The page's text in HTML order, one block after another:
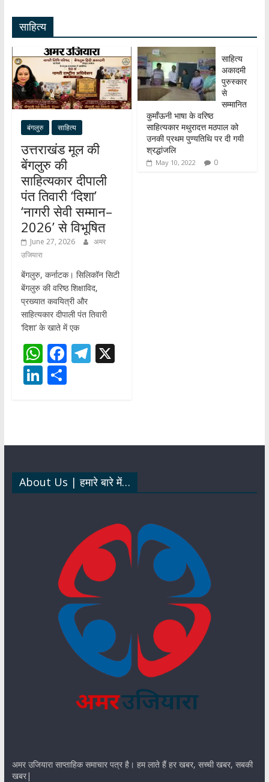
A
p
p
o
k
m
e
dI
n
साहित्य
बंगलुरु साहित्य
उत्तराखंड मूल की
बेंगलुरु की
साहित्यकार दीपाली
पंत तिवारी ‘दिशा’
‘नागरी सेवी सम्मान–
2026’ से विभूषित
June 27, 2026
अमर
उजियारा
बेंगलुरु, कर्नाटक। सिलिकॉन सिटी
बेंगलुरु की वरिष्ठ शिक्षाविद,
प्रख्यात कवयित्री और
साहित्यकार दीपाली पंत तिवारी
‘दिशा’ के खाते में एक
W
h
at
p
p
F
ac
e
o
k
T
m
X
Li
dI
n
S
साहित्य
अकादमी
पुरुस्कार
से
सम्मानित
कुमाँऊनी भाषा के वरिष्ठ
साहित्यकार मथुरादत्त मठपाल को
उनकी प्रथम पुण्यतिथि पर दी गयी
श्रद्धांजलि
May 10, 2022 0
About Us | हमारे बारे में…
अमर उजियारा साप्ताहिक समाचार पत्र है। हम लाते हैं हर खबर, सच्ची खबर, सबकी
खबर|